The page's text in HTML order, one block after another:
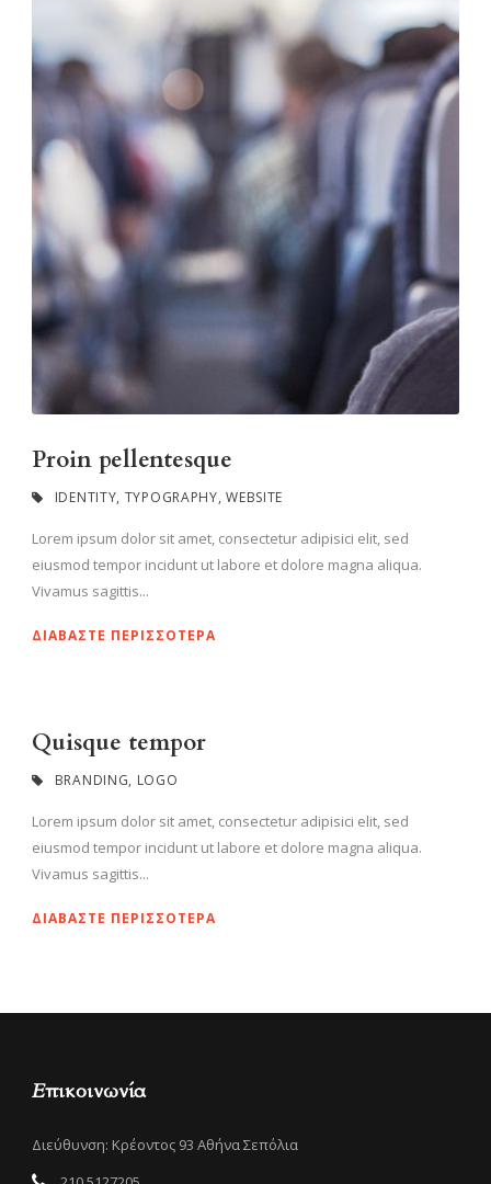
Proin pellentesque
IDENTITY, TYPOGRAPHY, WEBSITE
Lorem ipsum dolor sit amet, consectetur adipisici elit, sed
eiusmod tempor incidunt ut labore et dolore magna aliqua.
Vivamus sagittis...
ΔΙΑΒΆΣΤΕ ΠΕΡΙΣΣΌΤΕΡΑ
Quisque tempor
BRANDING, LOGO
Lorem ipsum dolor sit amet, consectetur adipisici elit, sed
eiusmod tempor incidunt ut labore et dolore magna aliqua.
Vivamus sagittis...
ΔΙΑΒΆΣΤΕ ΠΕΡΙΣΣΌΤΕΡΑ
Επικοινωνία
Διεύθυνση: Κρέοντος 93 Αθήνα Σεπόλια